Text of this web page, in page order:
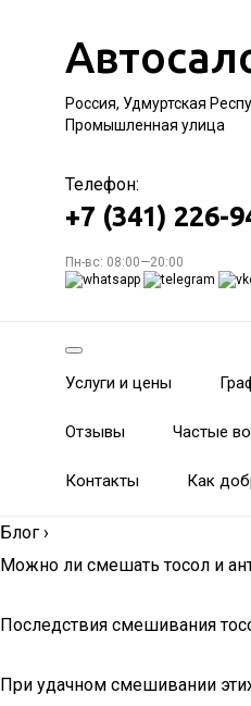
Россия, Удмуртская
Промышленная улица
Телефон:
+7 (341) 226-
Пн-вс: 08:00—20:00
Услуги и цены
Отзывы Частые
Контакты Как
Блог ›
Можно ли смешать тосол и
Последствия смешивания
При удачном смешивании